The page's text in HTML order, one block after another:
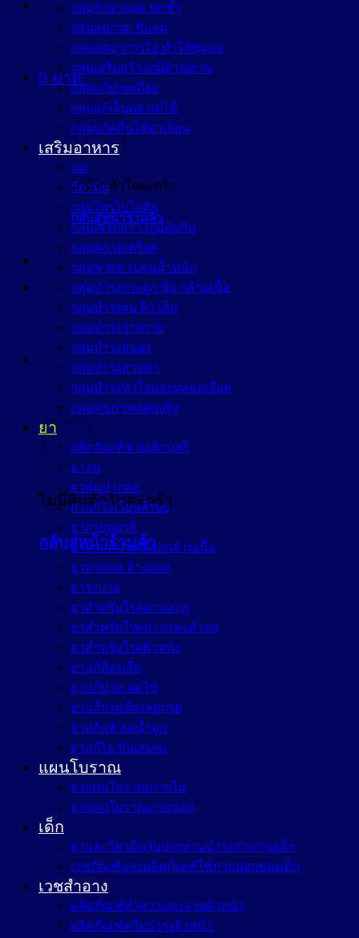
0 บาท
ไม่มีสินค้าในตะกร้า
กลับสู่หน้าร้านค้า
ตะกร้าสินค้า
ไม่มีสินค้าในตะกร้า
กลับสู่หน้าร้านค้า
กลุ่มรักษาแผล ฟกช้ำ
กลุ่มลดกรด ขับลม
กลุ่มลดอาการไอ ทำให้ชุ่มคอ
กลุ่มเสริมสร้างภูมิต้านทาน
กลุ่มแก้ปวดเมื่อย
กลุ่มแก้เจ็บคอ ลดไข้
กลุ่มแก้คลื่นไส้อาเจียน
เสริมอาหาร
นม
วิตามิน
กลุ่มโพรไบโอติก
กลุ่มเสริมสร้างภูมิคุ้มกัน
กลุ่มคลายเครียด
กลุ่มช่วยควบคุมน้ำหนัก
กลุ่มบำรุงกระดูก ข้อ กล้ามเนื้อ
กลุ่มบำรุงผม ผิว เล็บ
กลุ่มบำรุงร่างกาย
กลุ่มบำรุงสมอง
กลุ่มบำรุงสายตา
กลุ่มบำรุงหัวใจและหลอดเลือด
กลุ่มสุขภาพเพศหญิง
ยา
ผลิตภัณฑ์ช่วยเลิกบุหรี่
ยาอม
ยาพ่นปากคอ
ยาแก้วิงเวียนศีรษะ
ยาถ่ายพยาธิ
ยาทาแก้ปวดเมื่อยกล้ามเนื้อ
ยาทาแผล ล้างแผล
ยาระบาย
ยาสำหรับโรคตาและหู
ยาสำหรับโรคปากและลำคอ
ยาสำหรับโรคผิวหนัง
ยาแก้ท้องเสีย
ยาแก้ปวด ลดไข้
ยาแก้ปวดท้องลดกรด
ยาแก้แพ้ ลดน้ำมูก
ยาแก้ไอ ขับเสมหะ
แผนโบราณ
ยาแผนโบราณภายใน
ยาแผนโบราณภายนอก
เด็ก
ยาและวิตามินรับประทานบำรุงร่างกายเด็ก
เวชภัณฑ์และผลิตภัณฑ์ใช้ภายนอกของเด็ก
เวชสำอาง
ผลิตภัณฑ์ทำความสะอาดผิวหน้า
ผลิตภัณฑ์ครีมบำรุงผิวหน้า